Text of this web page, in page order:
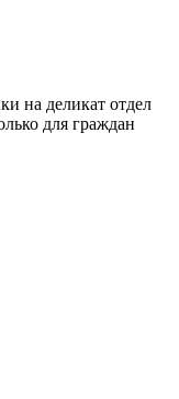
на деликат отдел
для граждан